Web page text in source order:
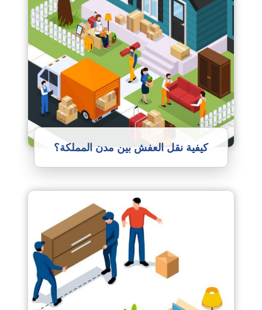
كيفية نقل العفش بين مدن المملكة؟